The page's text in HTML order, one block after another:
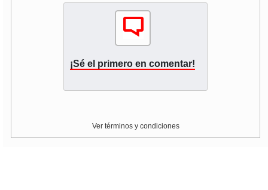
¡Sé el primero en comentar!
Ver términos y condiciones